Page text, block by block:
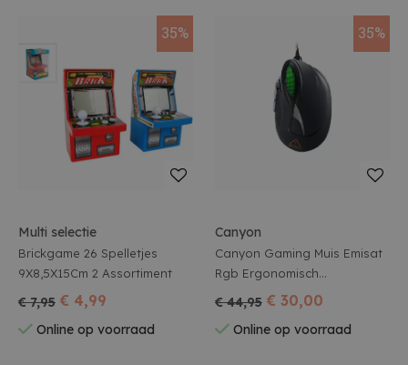
35%
Multi selectie
Brickgame 26 Spelletjes
9X8,5X15Cm 2 Assortiment
€ 7,95 € 4,99
Online op voorraad
35%
Canyon
Canyon Gaming Muis Emisat
Rgb Ergonomisch
Programmeerbaar Zwart
€ 44,95 € 30,00
Online op voorraad